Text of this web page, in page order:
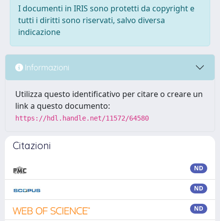
I documenti in IRIS sono protetti da copyright e
tutti i diritti sono riservati, salvo diversa
indicazione
Informazioni
Utilizza questo identificativo per citare o creare un
link a questo documento:
https://hdl.handle.net/11572/64580
Citazioni
ND
ND
ND